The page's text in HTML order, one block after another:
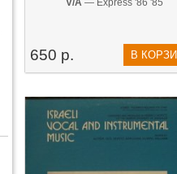
V/A— Express '86 '85
650 р. В